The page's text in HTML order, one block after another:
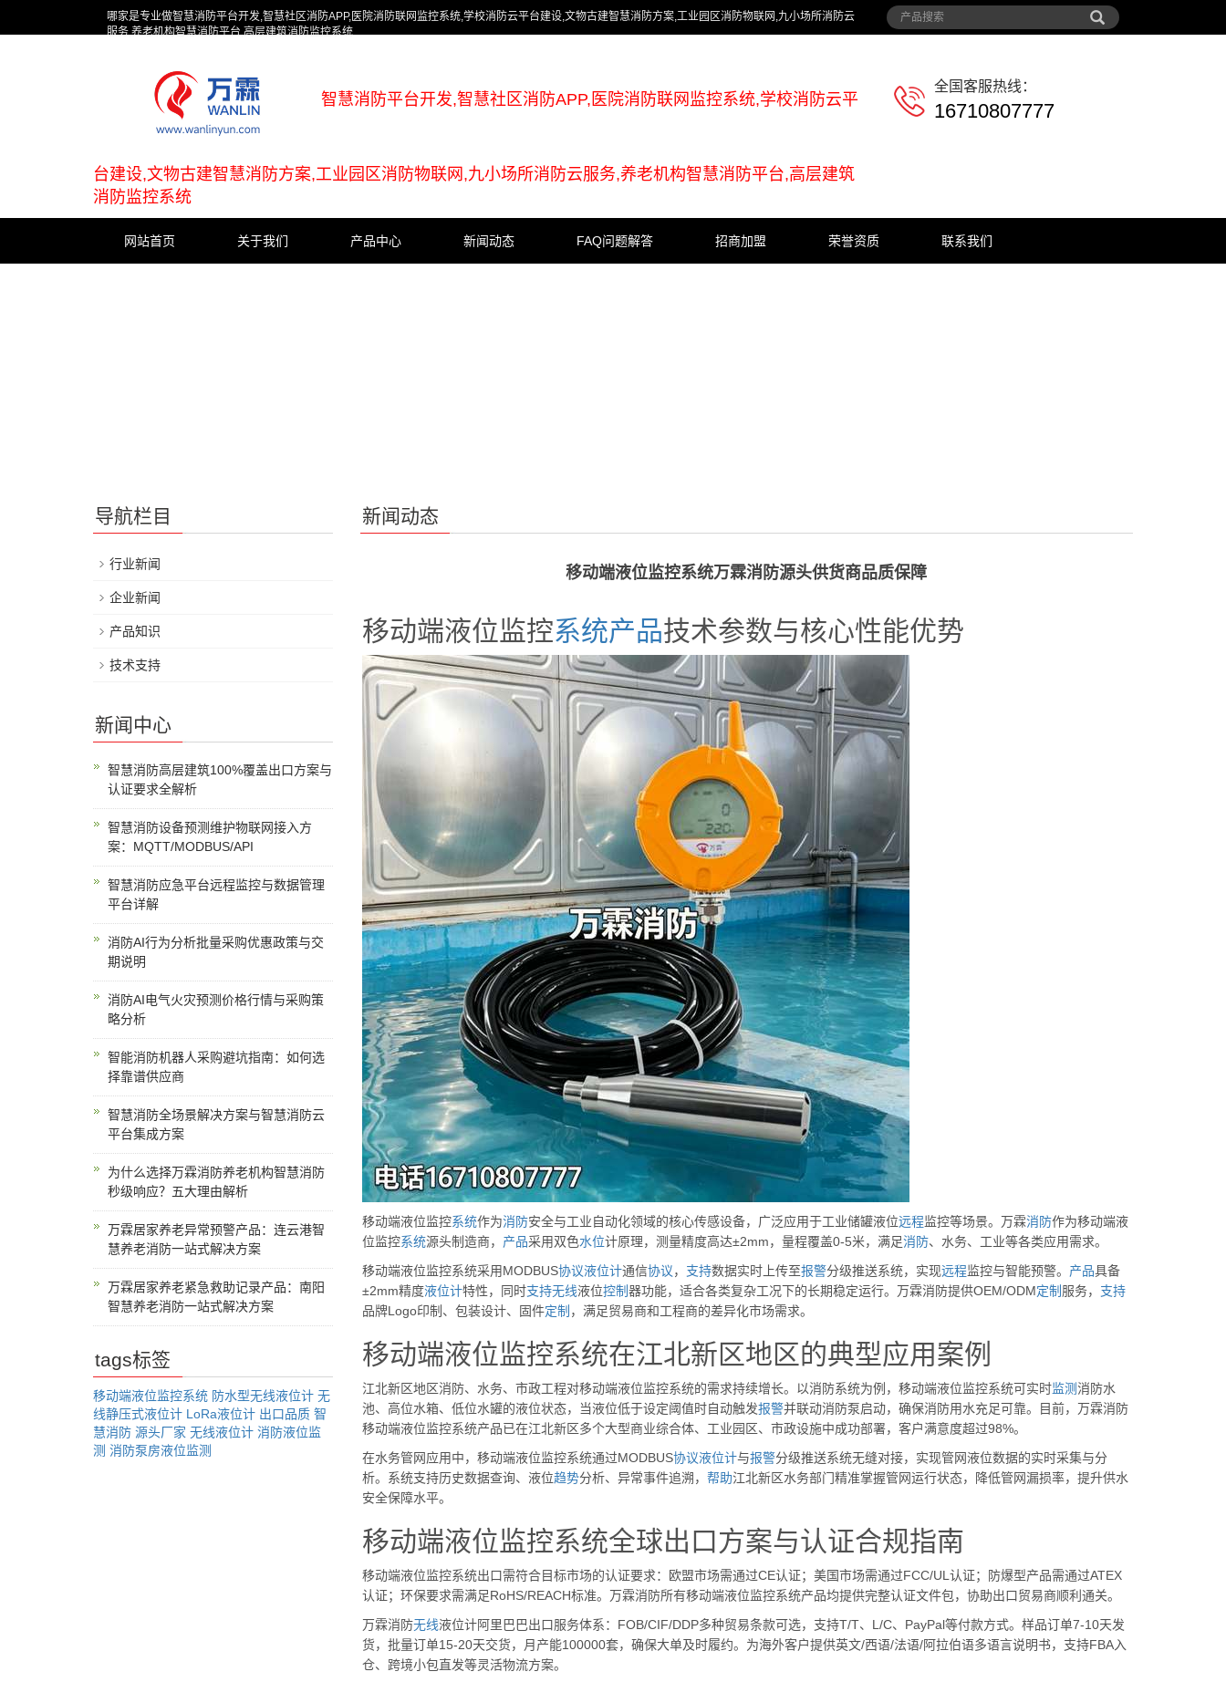
哪家是专业做智慧消防平台开发,智慧社区消防APP,医院消防联网监控系统,学校消防云平台建设,文物古建智慧消防方案,工业园区消防物联网,九小场所消防云
服务,养老机构智慧消防平台,高层建筑消防监控系统
智慧消防平台开发,智慧社区消防APP,医院消防联网监控系统,学校消防云平
台建设,文物古建智慧消防方案,工业园区消防物联网,九小场所消防云服务,养老机构智慧消防平台,高层建筑
消防监控系统
全国客服热线：
16710807777
网站首页 关于我们 产品中心 新闻动态 FAQ问题解答 招商加盟 荣誉资质 联系我们
新闻动态
移动端液位监控系统万霖消防源头供货商品质保障
移动端液位监控系统产品技术参数与核心性能优势
移动端液位监控系统作为消防安全与工业自动化领域的核心传感设备，广泛应用于工业储罐液位远程监控等场景。万霖消防作为移动端液
位监控系统源头制造商， 产品采用双色水位计原理，测量精度高达±2mm，量程覆盖0-5米，满足消防、水务、工业等各类应用需求。
移动端液位监控系统采用MODBUS协议液位计通信协议， 支持数据实时上传至报警分级推送系统，实现远程监控与智能预警。 产品具备
±2mm精度液位计特性，同时支持无线液位控制器功能，适合各类复杂工况下的长期稳定运行。万霖消防提供OEM/ODM定制 服务， 支持
品牌Logo印制、包装设计、固件定制 ，满足贸易商和工程商的差异化市场需求。
移动端液位监控系统在江北新区地区的典型应用案例
江北新区地区消防、水务、市政工程对移动端液位监控系统的需求持续增长。以消防系统为例，移动端液位监控系统可实时监测消防水
池、高位水箱、低位水罐的液位状态，当液位低于设定阈值时自动触发报警并联动消防泵启动，确保消防用水充足可靠。目前，万霖消防
移动端液位监控系统产品已在江北新区多个大型商业综合体、工业园区、市政设施中成功部署，客户满意度超过98%。
在水务管网应用中，移动端液位监控系统通过MODBUS协议液位计与报警分级推送系统无缝对接，实现管网液位数据的实时采集与分
析。系统支持历史数据查询、液位趋势分析、异常事件追溯， 帮助江北新区水务部门精准掌握管网运行状态，降低管网漏损率，提升供水
安全保障水平。
移动端液位监控系统全球出口方案与认证合规指南
移动端液位监控系统出口需符合目标市场的认证要求：欧盟市场需通过CE认证；美国市场需通过FCC/UL认证；防爆型产品需通过ATEX
认证；环保要求需满足RoHS/REACH标准。万霖消防所有移动端液位监控系统产品均提供完整认证文件包，协助出口贸易商顺利通关。
万霖消防无线液位计阿里巴巴出口服务体系：FOB/CIF/DDP多种贸易条款可选，支持T/T、L/C、PayPal等付款方式。样品订单7-10天发
货，批量订单15-20天交货，月产能100000套，确保大单及时履约。为海外客户提供英文/西语/法语/阿拉伯语多语言说明书，支持FBA入
仓、跨境小包直发等灵活物流方案。
导航栏目
行业新闻
企业新闻
产品知识
技术支持
新闻中心
智慧消防高层建筑100%覆盖出口方案与
认证要求全解析
智慧消防设备预测维护物联网接入方
案：MQTT/MODBUS/API
智慧消防应急平台远程监控与数据管理
平台详解
消防AI行为分析批量采购优惠政策与交
期说明
消防AI电气火灾预测价格行情与采购策
略分析
智能消防机器人采购避坑指南：如何选
择靠谱供应商
智慧消防全场景解决方案与智慧消防云
平台集成方案
为什么选择万霖消防养老机构智慧消防
秒级响应？五大理由解析
万霖居家养老异常预警产品：连云港智
慧养老消防一站式解决方案
万霖居家养老紧急救助记录产品：南阳
智慧养老消防一站式解决方案
tags标签
移动端液位监控系统 防水型无线液位计 无
线静压式液位计 LoRa液位计 出口品质 智
慧消防 源头厂家 无线液位计 消防液位监
测 消防泵房液位监测